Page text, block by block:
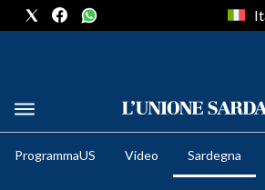
METEO
ProgrammaUS Video Sardegna